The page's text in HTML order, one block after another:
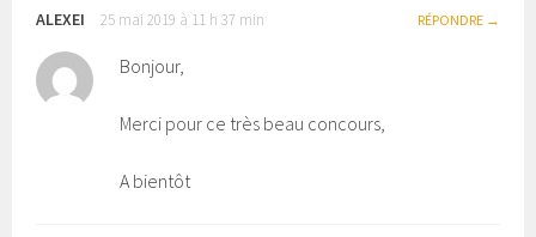
ALEXEI 25 mai 2019 à 11 h 37 min RÉPONDRE
Bonjour,
Merci pour ce très beau concours,
A bientôt